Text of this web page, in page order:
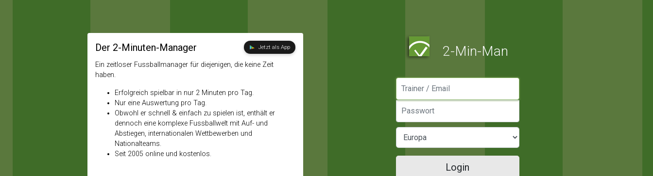
Der 2-Minuten-Manager Jetzt als App
Ein zeitloser Fussballmanager für diejenigen, die keine Zeit
haben.
Erfolgreich spielbar in nur 2 Minuten pro Tag.
Nur eine Auswertung pro Tag.
Obwohl er schnell & einfach zu spielen ist, enthält er
dennoch eine komplexe Fussballwelt mit Auf- und
Abstiegen, internationalen Wettbewerben und
Nationalteams.
Seit 2005 online und kostenlos.
2-Min-Man
Login